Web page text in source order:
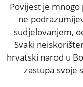
Povijest je mnogo
ne
sudjelovanjem,
Svaki
hrvatski narod u
zastupa svoje